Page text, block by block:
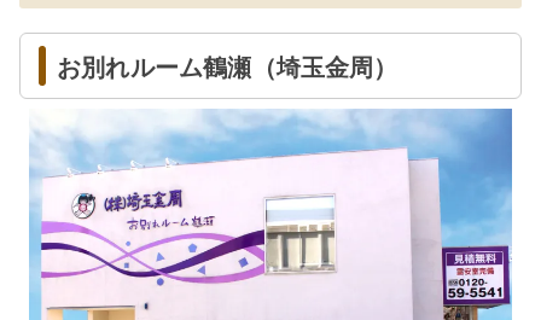
お別れルーム鶴瀬（埼玉金周）